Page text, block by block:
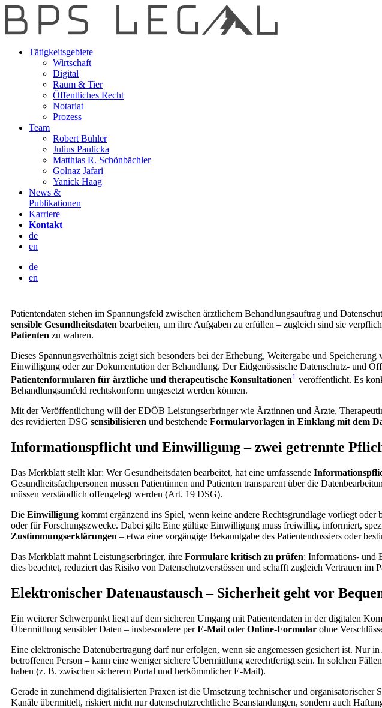
Tätigkeitsgebiete
Wirtschaft
Digital
Raum & Tier
Öffentliches Recht
Notariat
Prozess
Team
Robert Bühler
Julius Paulicka
Matthias R. Schönbächler
Golnaz Jafari
Yanick Haag
News &
Publikationen
Karriere
Kontakt
de
en
de
en
Patientendaten stehen im Spannungsfeld zwischen ärztlichem Behandlungsauftrag und
sensible Gesundheitsdaten bearbeiten, um ihre Aufgaben zu erfüllen – zugleich sind sie
Patienten zu wahren.
Dieses Spannungsverhältnis zeigt sich besonders bei der Erhebung, Weitergabe und Speicherung
Einwilligung oder zur Dokumentation der Behandlung. Der Eidgenössische Datenschutz- und
Patientenformularen für ärztliche und therapeutische Konsultationen1 veröffentlicht. Es
Behandlungsumfeld rechtskonform umgesetzt werden können.
Mit der Veröffentlichung will der EDÖB Leistungserbringer wie Ärztinnen und Ärzte,
des revidierten DSG sensibilisieren und bestehende Formularvorlagen in Einklang mit dem
Informationspflicht und Einwilligung – zwei getrennte
Das Merkblatt stellt klar: Wer Gesundheitsdaten bearbeitet, hat eine umfassende
Gesundheitsfachpersonen müssen Patientinnen und Patienten transparent über die
müssen verständlich offengelegt werden (Art. 19 DSG).
Die Einwilligung kommt ergänzend ins Spiel, wenn keine andere Rechtsgrundlage vorliegt
oder für Forschungszwecke. Dabei gilt: Eine gültige Einwilligung muss freiwillig, informiert,
Zustimmungserklärungen – etwa eine vorgängige Bekanntgabe des Patientendossiers oder
Das Merkblatt mahnt Leistungserbringer, ihre Formulare kritisch zu prüfen: Informations- und
dies beachtet, reduziert das Risiko von Datenschutzverstössen und schafft zugleich Vertrauen im
Elektronischer Datenaustausch – Sicherheit geht vor
Ein weiterer Schwerpunkt liegt auf dem sicheren Umgang mit Patientendaten in der digitalen
Übermittlung sensibler Daten – insbesondere perE-Mail oderOnline-Formular ohne
Eine elektronische Datenübertragung darf nur erfolgen, wenn sie angemessen gesichert ist. Nur
betroffenen Person – kann eine weniger sichere Übermittlung gerechtfertigt sein. In solchen
haben (z. B. zwischen sicherem Portal und herkömmlicher E-Mail).
Gerade in zunehmend digitalisierten Praxen ist die Umsetzung technischer und organisatorischer
Kanäle übermittelt, riskiert nicht nur datenschutzrechtliche Beanstandungen, sondern auch